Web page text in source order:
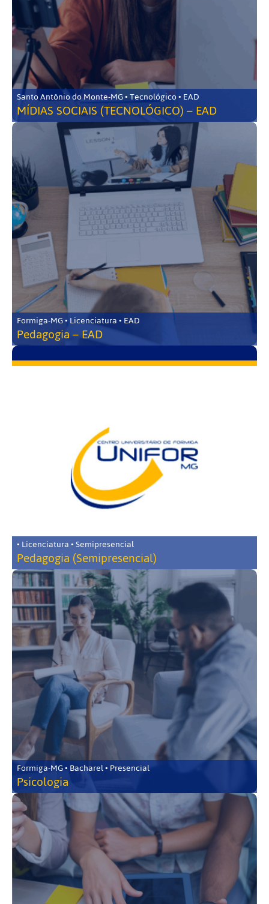
Santo Antônio do Monte-MG • Tecnológico • EAD
MÍDIAS SOCIAIS (TECNOLÓGICO) – EAD
Formiga-MG • Licenciatura • EAD
Pedagogia – EAD
• Licenciatura • Semipresencial
Pedagogia (Semipresencial)
Formiga-MG • Bacharel • Presencial
Psicologia